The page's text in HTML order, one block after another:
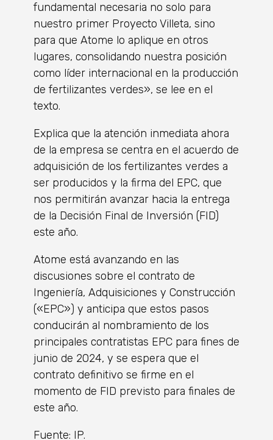
fundamental necesaria no solo para
nuestro primer Proyecto Villeta, sino
para que Atome lo aplique en otros
lugares, consolidando nuestra posición
como líder internacional en la producción
de fertilizantes verdes», se lee en el
texto.
Explica que la atención inmediata ahora
de la empresa se centra en el acuerdo de
adquisición de los fertilizantes verdes a
ser producidos y la firma del EPC, que
nos permitirán avanzar hacia la entrega
de la Decisión Final de Inversión (FID)
este año.
Atome está avanzando en las
discusiones sobre el contrato de
Ingeniería, Adquisiciones y Construcción
(«EPC») y anticipa que estos pasos
conducirán al nombramiento de los
principales contratistas EPC para fines de
junio de 2024, y se espera que el
contrato definitivo se firme en el
momento de FID previsto para finales de
este año.
Fuente: IP.